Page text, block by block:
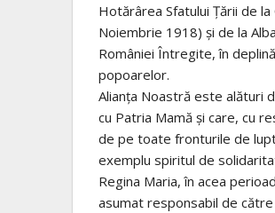
Hotărârea Sfatului Țării de
Noiembrie 1918) și de la
României Întregite, în
popoarelor.
Alianța Noastră este alături
cu Patria Mamă și care, cu
de pe toate fronturile de
exemplu spiritul de
Regina Maria, în acea
asumat responsabil de